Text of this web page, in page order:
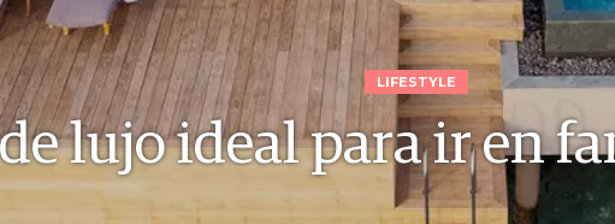
LIFESTYLE
lujo ideal para ir en